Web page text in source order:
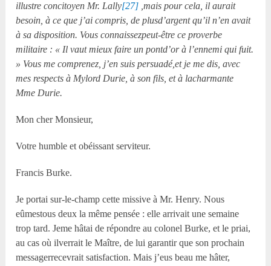
illustre concitoyen Mr. Lally[27] ,mais pour cela, il aurait
besoin, à ce que j’ai compris, de plusd’argent qu’il n’en avait
à sa disposition. Vous connaissezpeut-être ce proverbe
militaire : « Il vaut mieux faire un pontd’or à l’ennemi qui fuit.
» Vous me comprenez, j’en suis persuadé,et je me dis, avec
mes respects à Mylord Durie, à son fils, et à lacharmante
Mme Durie.
Mon cher Monsieur,
Votre humble et obéissant serviteur.
Francis Burke.
Je portai sur-le-champ cette missive à Mr. Henry. Nous
eûmestous deux la même pensée : elle arrivait une semaine
trop tard. Jeme hâtai de répondre au colonel Burke, et le priai,
au cas où ilverrait le Maître, de lui garantir que son prochain
messagerrecevrait satisfaction. Mais j’eus beau me hâter,